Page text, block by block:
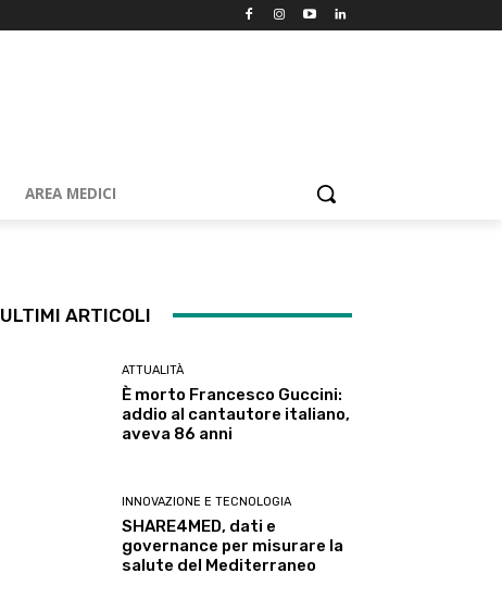
AREA MEDICI
ULTIMI ARTICOLI
ATTUALITÀ
È morto Francesco Guccini:
addio al cantautore italiano,
aveva 86 anni
INNOVAZIONE E TECNOLOGIA
SHARE4MED, dati e
governance per misurare la
salute del Mediterraneo